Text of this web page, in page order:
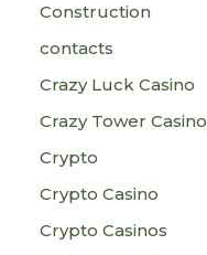
Construction
contacts
Crazy Luck Casino
Crazy Tower Сasino
Crypto
Crypto Casino
Crypto Casinos